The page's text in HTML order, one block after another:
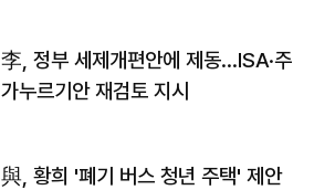
李, 정부 세제개편안에 제동…ISA·주
가누르기안 재검토 지시
與, 황희 '폐기 버스 청년 주택' 제안